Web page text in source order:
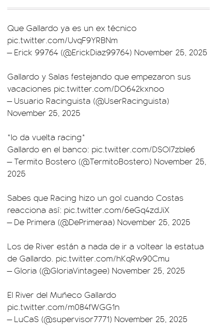
Que Gallardo ya es un ex técnico
pic.twitter.com/UvqF9YRBNm
— Erick 99764 (@ErickDiaz99764) November 25, 2025
Gallardo y Salas festejando que empezaron sus
vacaciones pic.twitter.com/DO642kxnoo
— Usuario Racinguista (@UserRacinguista)
November 25, 2025
*lo da vuelta racing*
Gallardo en el banco: pic.twitter.com/DSOl7zbIe6
— Termito Bostero (@TermitoBostero) November 25,
2025
Sabes que Racing hizo un gol cuando Costas
reacciona así: pic.twitter.com/6eGq4zdJiX
— De Primera (@DePrimeraa) November 25, 2025
Los de River están a nada de ir a voltear la estatua
de Gallardo. pic.twitter.com/hKqRw90Cmu
— Gloria (@GloriaVintagee) November 25, 2025
El River del Muñeco Gallardo
pic.twitter.com/m084fWGG1n
— LuCaS (@supervisor7771) November 25, 2025